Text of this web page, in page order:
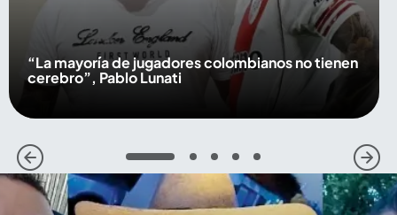
“La mayoría de jugadores colombianos no tienen
cerebro”, Pablo Lunati
1 2 3 4 5